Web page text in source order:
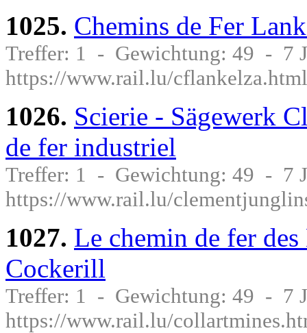
1025. Chemins de Fer
Treffer: 1 - Gewichtung: 49 - 7
https://www.rail.lu/cflankelza.html
1026. Scierie - Sägewerk
de fer industriel
Treffer: 1 - Gewichtung: 49 - 7
https://www.rail.lu/
1027. Le chemin de fer
Cockerill
Treffer: 1 - Gewichtung: 49 - 7
https://www.rail.lu/